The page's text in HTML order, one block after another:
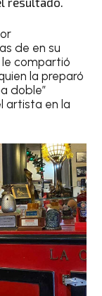
de en su
le compartió
la preparó
doble”
artista en la